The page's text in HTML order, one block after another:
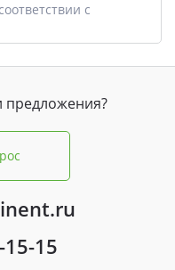
с
предложения?
15